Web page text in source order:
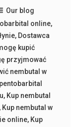
Our blog
online,
, Dostawca
kupić
przyjmować
nembutal w
, Kup nembutal
, Kup nembutal w
online, Kup